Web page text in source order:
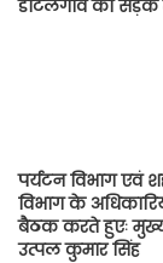
डोटलगांव का सड़क
पर्यटन विभाग एवं
विभाग के
बैठक करते हुएः
उत्पल कुमार सिंह